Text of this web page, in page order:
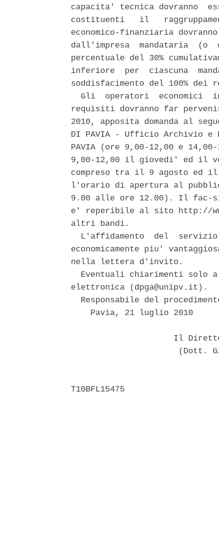
capacita' tecnica dovranno
costituenti   il
economico-finanziaria
dall'impresa  mandataria
percentuale del 30%
inferiore  per  ciascuna
soddisfacimento del 100%
Gli  operatori  economici
requisiti dovranno far
2010, apposita domanda al
DI PAVIA - Ufficio Archivio e
PAVIA (ore 9,00-12,00 e
9,00-12,00 il giovedi' ed il
compreso tra il 9 agosto ed
l'orario di apertura al
9.00 alle ore 12.00). Il fac-
e' reperibile al sito http://
altri bandi.
L'affidamento  del
economicamente piu'
nella lettera d'invito.
Eventuali chiarimenti solo
elettronica (dpga@unipv.it).
Responsabile del
    Pavia, 21 luglio 2010
Il
(Dott.